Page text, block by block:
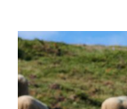
e
r
L